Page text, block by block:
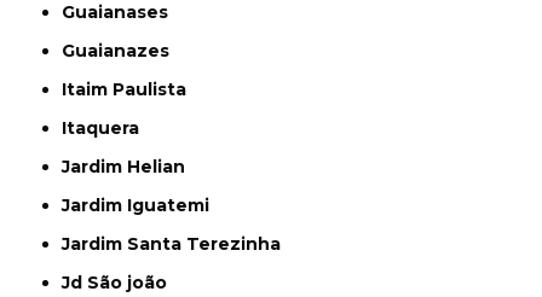
Guaianases
Guaianazes
Itaim Paulista
Itaquera
Jardim Helian
Jardim Iguatemi
Jardim Santa Terezinha
Jd São joão